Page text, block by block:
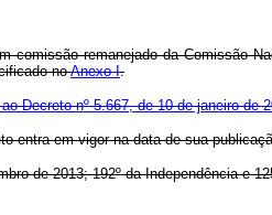
remanejado da Comissão
noAnexo I.
Decreto nº5.667, de 10 de janeiro de
entra em vigor na data de sua
de 2013; 192ºda Independência e